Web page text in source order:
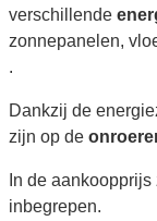
verschillende
zonnepanelen,
.
Dankzij de
zijn op de
In de aankoopprijs
inbegrepen.